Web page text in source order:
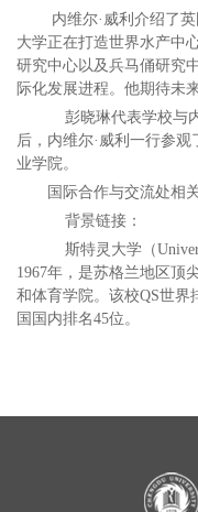
内维尔·威利介绍了
大学正在打造世界水产中
研究中心以及兵马俑研究
际化发展进程。他期待未
彭晓琳代表学校与
后，内维尔·威利一行参
业学院。
国际合作与交流处相
背景链接：
斯特灵大学（
1967年，是苏格兰地区顶
和体育学院。该校QS世界
国国内排名45位。